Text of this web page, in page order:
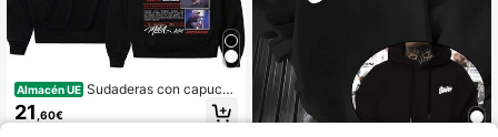
Almacén UE Sudaderas con capucha
de la gira de 2025 del rapero Maka
Aura, sudaderas con capucha de m
21 ,60€